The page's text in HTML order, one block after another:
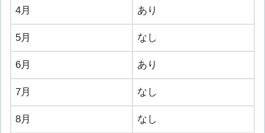
4月 あり
5月 なし
6月 あり
7月 なし
8月 なし